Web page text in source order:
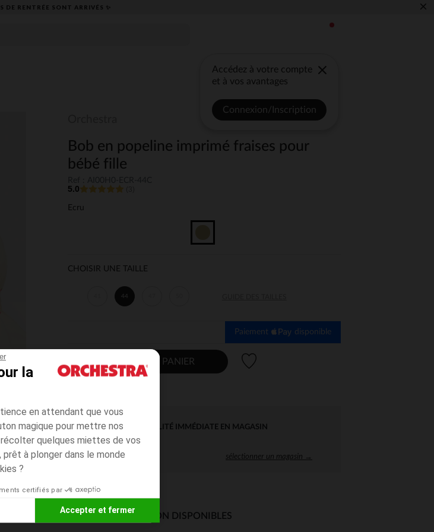
la
en attendant que vous
magique pour mettre nos
quelques miettes de vos
à plonger dans le monde
?
certifiés par
Accepter et fermer
DE RENTRÉE SONT ARRIVÉS ✨ ×
Accédez à votre compte
et à vos avantages
Connexion/Inscription
Bob en popeline imprimé fraises pour
bébé fille
5.0
Ecru
CHOISIR UNE TAILLE
44
Paiement disponible
AJOUTER AU PANIER
DISPONIBILITÉ IMMÉDIATE EN MAGASIN
sélectionner un magasin →
MODES DE LIVRAISON DISPONIBLES